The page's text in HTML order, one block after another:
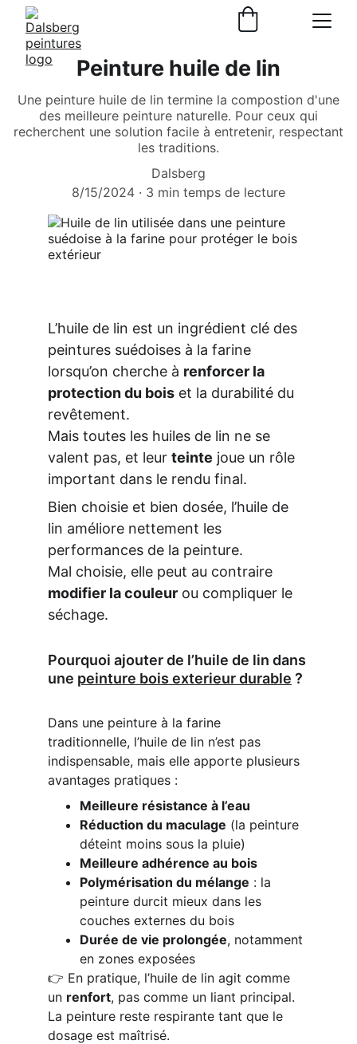
Peinture huile de lin
Une peinture huile de lin termine la compostion d'une
des meilleure peinture naturelle. Pour ceux qui
recherchent une solution facile à entretenir, respectant
les traditions.
Dalsberg
8/15/2024
3 min temps de lecture
L’huile de lin est un ingrédient clé des
peintures suédoises à la farine
lorsqu’on cherche à renforcer la
protection du bois et la durabilité du
revêtement.
Mais toutes les huiles de lin ne se
valent pas, et leur teinte joue un rôle
important dans le rendu final.
Bien choisie et bien dosée, l’huile de
lin améliore nettement les
performances de la peinture.
Mal choisie, elle peut au contraire
modifier la couleur ou compliquer le
séchage.
Pourquoi ajouter de l’huile de lin dans
une peinture bois exterieur durable ?
Dans une peinture à la farine
traditionnelle, l’huile de lin n’est pas
indispensable, mais elle apporte plusieurs
avantages pratiques :
Meilleure résistance à l’eau
Réduction du maculage (la peinture
déteint moins sous la pluie)
Meilleure adhérence au bois
Polymérisation du mélange : la
peinture durcit mieux dans les
couches externes du bois
Durée de vie prolongée, notamment
en zones exposées
👉 En pratique, l’huile de lin agit comme
un renfort, pas comme un liant principal.
La peinture reste respirante tant que le
dosage est maîtrisé.